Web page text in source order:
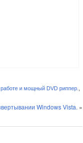
и мощный DVD риппер.
Windows Vista. »